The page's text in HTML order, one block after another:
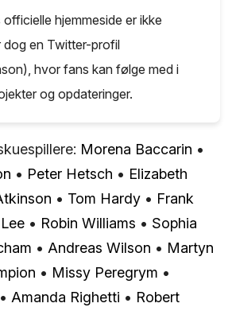
hjemmeside er ikke
dog en Twitter-profil
hvor fans kan følge med i
og opdateringer.
Morena Baccarin •
• Peter Hetsch • Elizabeth
• Tom Hardy • Frank
• Robin Williams • Sophia
• Andreas Wilson • Martyn
• Missy Peregrym •
• Amanda Righetti • Robert